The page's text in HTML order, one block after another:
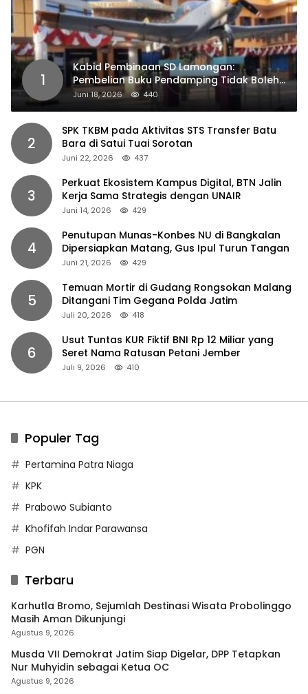
1
Kabid Pembinaan SD Lamongan:
Pembelian Buku Pendamping Tidak Boleh
Dipaksakan
Juni 18, 2026 440
2
SPK TKBM pada Aktivitas STS Transfer Batu
Bara di Satui Tuai Sorotan
Juni 22, 2026 437
3
Perkuat Ekosistem Kampus Digital, BTN Jalin
Kerja Sama Strategis dengan UNAIR
Juni 14, 2026 429
4
Penutupan Munas-Konbes NU di Bangkalan
Dipersiapkan Matang, Gus Ipul Turun Tangan
Juni 21, 2026 429
5
Temuan Mortir di Gudang Rongsokan Malang
Ditangani Tim Gegana Polda Jatim
Juli 20, 2026 418
6
Usut Tuntas KUR Fiktif BNI Rp 12 Miliar yang
Seret Nama Ratusan Petani Jember
Juli 9, 2026 410
Populer Tag
Pertamina Patra Niaga
KPK
Prabowo Subianto
Khofifah Indar Parawansa
PGN
Terbaru
Karhutla Bromo, Sejumlah Destinasi Wisata Probolinggo
Masih Aman Dikunjungi
Agustus 9, 2026
Musda VII Demokrat Jatim Siap Digelar, DPP Tetapkan
Nur Muhyidin sebagai Ketua OC
Agustus 9, 2026